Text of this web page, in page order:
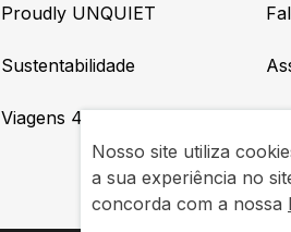
Proudly UNQUIET
Sustentabilidade
Viagens 4×4
Nosso site utiliza
a sua experiência no
concorda com a nossa